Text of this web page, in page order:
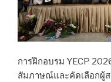
การฝึกอบรม YECP
สัมภาษณ์และคัดเลือกผู้